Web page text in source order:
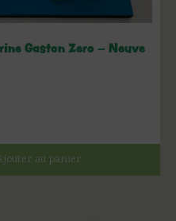
Gaston Zero – Neuve
au panier